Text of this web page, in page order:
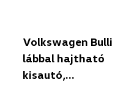
Volkswagen Bulli
lábbal hajtható
kisautó,